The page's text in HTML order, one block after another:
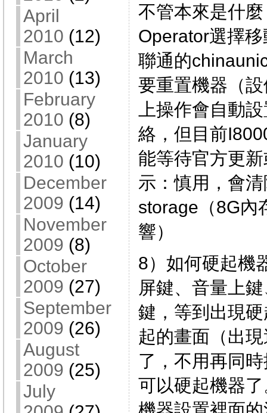
April
2010 (12)
March
2010 (13)
February
2010 (8)
January
2010 (10)
December
2009 (14)
November
2009 (8)
October
2009 (27)
September
2009 (26)
August
2009 (25)
July
不管本來是什
Operator選擇
聯通的
要重置機器（
上操作會自動
絡，但目前
能等待官方更
示：慎用，會
storage（8G內
響）
8）如何硬起機
屏鍵、音量上
鍵，等到出現
起的畫面（出
了，不用再同
可以硬起機器